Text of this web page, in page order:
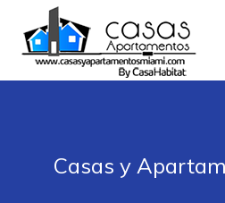
Casas y